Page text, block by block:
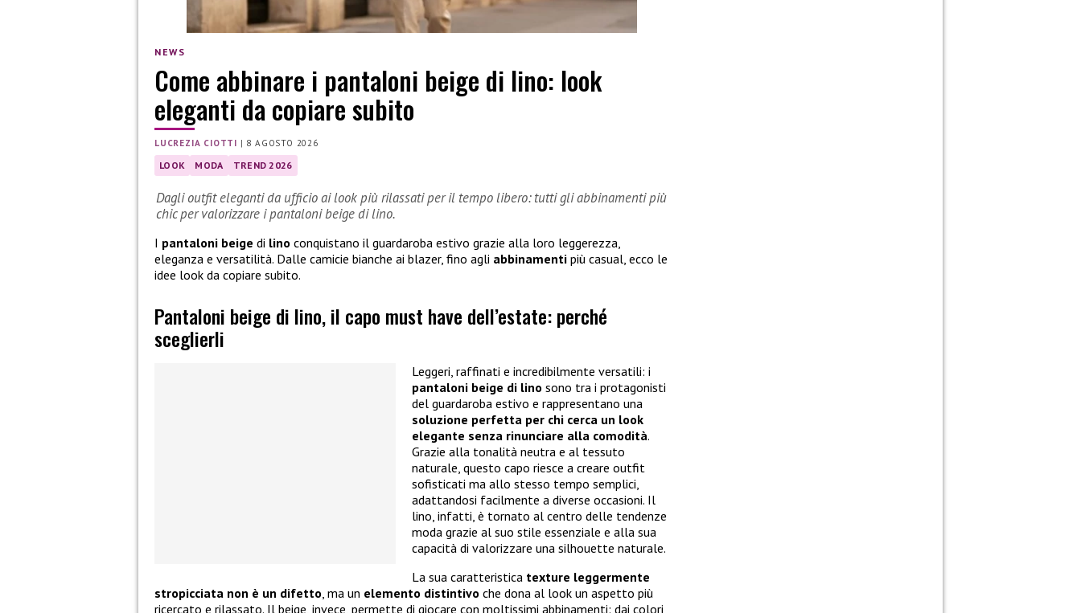
NEWS
Come abbinare i pantaloni beige di lino: look
eleganti da copiare subito
LUCREZIA CIOTTI | 8 AGOSTO 2026
LOOK MODA TREND 2026
Dagli outfit eleganti da ufficio ai look più rilassati per il tempo libero: tutti gli abbinamenti più
chic per valorizzare i pantaloni beige di lino.
I pantaloni beige di lino conquistano il guardaroba estivo grazie alla loro leggerezza,
eleganza e versatilità. Dalle camicie bianche ai blazer, fino agli abbinamenti più casual, ecco le
idee look da copiare subito.
Pantaloni beige di lino, il capo must have dell’estate: perché
sceglierli
Leggeri, raffinati e incredibilmente versatili: i
pantaloni beige di lino sono tra i protagonisti
del guardaroba estivo e rappresentano una
soluzione perfetta per chi cerca un look
elegante senza rinunciare alla comodità.
Grazie alla tonalità neutra e al tessuto
naturale, questo capo riesce a creare outfit
sofisticati ma allo stesso tempo semplici,
adattandosi facilmente a diverse occasioni. Il
lino, infatti, è tornato al centro delle tendenze
moda grazie al suo stile essenziale e alla sua
capacità di valorizzare una silhouette naturale.
La sua caratteristica texture leggermente
stropicciata non è un difetto , ma un elemento distintivo che dona al look un aspetto più
ricercato e rilassato. Il beige, invece, permette di giocare con moltissimi abbinamenti: dai colori